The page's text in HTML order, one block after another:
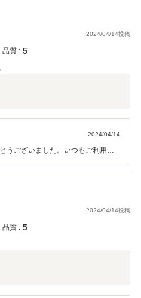
き合い宜しくお願い致します。
2024/04/14投稿
品質 : 5
2024/04/14
うございました。いつもご利用い
にお楽しみください。ただ事故に
介もお待ちしております。
2024/04/14投稿
品質 : 5